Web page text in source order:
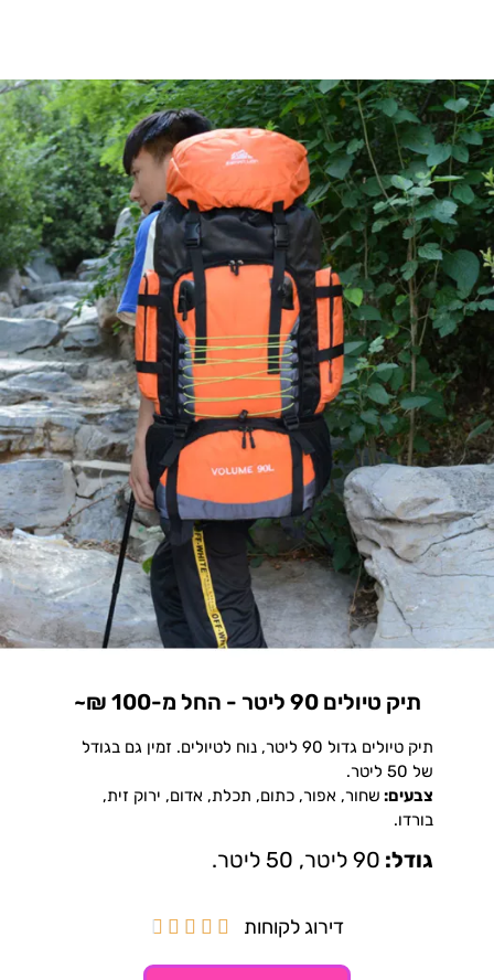
תיק טיולים 90 ליטר - החל מ-100 ₪~
תיק טיולים גדול 90 ליטר, נוח לטיולים. זמין גם בגודל
של 50 ליטר.
צבעים: שחור, אפור, כתום, תכלת, אדום, ירוק זית,
בורדו.
גודל: 90 ליטר, 50 ליטר.
דירוג לקוחות 



